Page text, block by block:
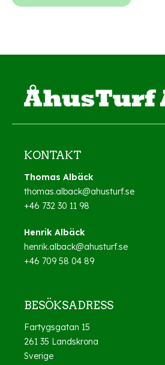
KONTAKT
Thomas Albäck
thomas.alback@ahusturf.se
+46 732 30 11 98
Henrik Albäck
henrik.alback@ahusturf.se
+46 709 58 04 89
BESÖKSADRESS
Fartygsgatan 15
261 35 Landskrona
Sverige